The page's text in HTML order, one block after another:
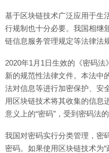
基于区块链技术广泛应用于生
行规制也十分必要。我国相继
链信息服务管理规定等法律法
2020年1月1日生效的《密码法
新的规范性法律文件。本法中
法对信息等进行加密保护、安
用区块链技术将其收集的信息
意义上的“密码”，受到密码法
我国对密码实行分类管理，密
密码。如果使用区块链技术为